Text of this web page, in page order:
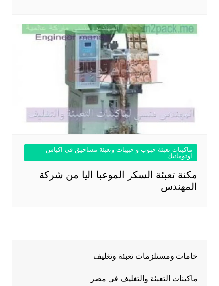
ماكينات تعبئة حبوب و حبيبات وتعبئة مساحيق في اكياس
اوتوماتيك
مكنة تعبئة السكر الموعبا اليا من شركة
المهندس
خامات ومستلزمات تعبئة وتغليف
ماكينات التعبئة والتغليف فى مصر